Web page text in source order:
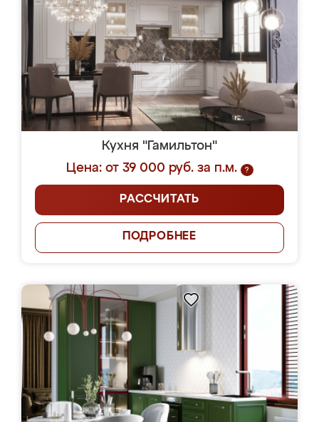
Кухня "Гамильтон"
Цена: от 39 000 руб. за п.м.
?
РАССЧИТАТЬ
ПОДРОБНЕЕ